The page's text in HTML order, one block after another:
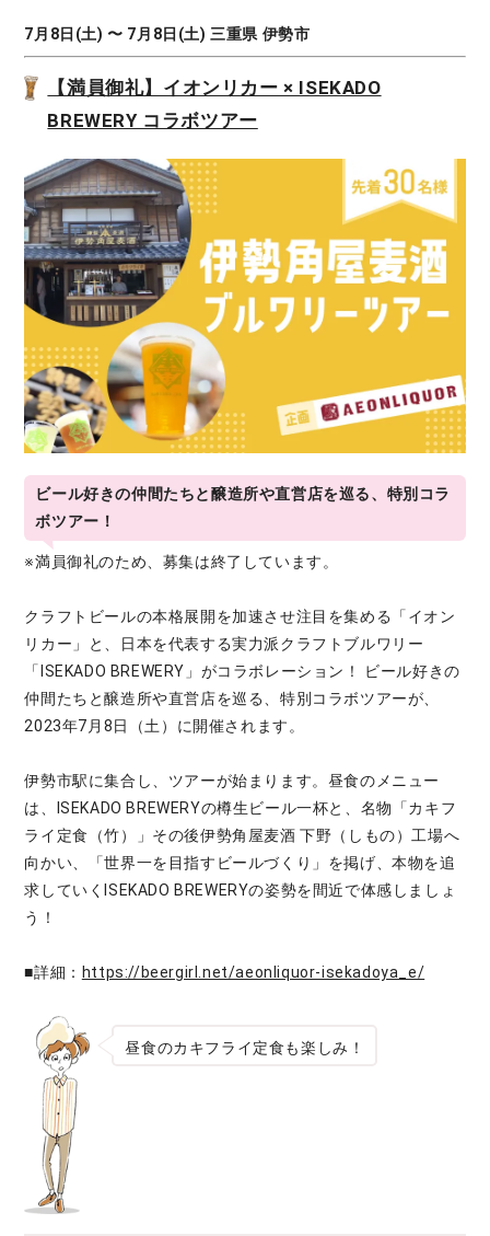
7月8日(土) 〜 7月8日(土) 三重県 伊勢市
【満員御礼】イオンリカー × ISEKADO
BREWERY コラボツアー
ビール好きの仲間たちと醸造所や直営店を巡る、特別コラ
ボツアー！
※満員御礼のため、募集は終了しています。
クラフトビールの本格展開を加速させ注目を集める「イオン
リカー」と、日本を代表する実力派クラフトブルワリー
「ISEKADO BREWERY」がコラボレーション！ ビール好きの
仲間たちと醸造所や直営店を巡る、特別コラボツアーが、
2023年7月8日（土）に開催されます。
伊勢市駅に集合し、ツアーが始まります。昼食のメニュー
は、ISEKADO BREWERYの樽生ビール一杯と、名物「カキフ
ライ定食（竹）」その後伊勢角屋麦酒 下野（しもの）工場へ
向かい、「世界一を目指すビールづくり」を掲げ、本物を追
求していくISEKADO BREWERYの姿勢を間近で体感しましょ
う！
■詳細： https://beergirl.net/aeonliquor-isekadoya_e/
昼食のカキフライ定食も楽しみ！